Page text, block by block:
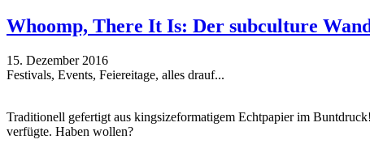
Whoomp, There It Is: Der subculture
15. Dezember 2016
Festivals, Events, Feiereitage, alles drauf...
Traditionell gefertigt aus kingsizeformatigem Echtpapier im
verfügte. Haben wollen?